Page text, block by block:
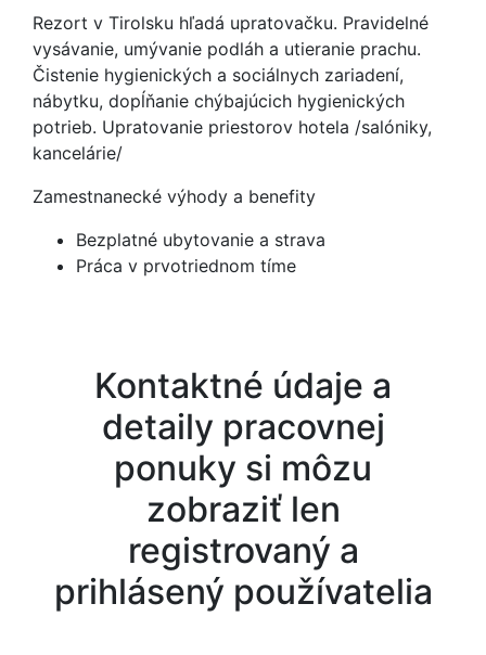
Rezort v Tirolsku hľadá upratovačku. Pravidelné
vysávanie, umývanie podláh a utieranie prachu.
Čistenie hygienických a sociálnych zariadení,
nábytku, dopĺňanie chýbajúcich hygienických
potrieb. Upratovanie priestorov hotela /salóniky,
kancelárie/
Zamestnanecké výhody a benefity
Bezplatné ubytovanie a strava
Práca v prvotriednom tíme
Kontaktné údaje a
detaily pracovnej
ponuky si môzu
zobraziť len
registrovaný a
prihlásený používatelia